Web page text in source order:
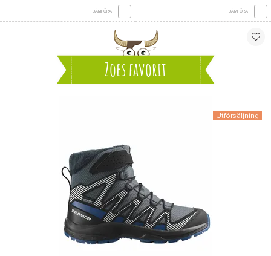
JÄMFÖRA JÄMFÖRA
Zoes favorit
Utförsäljning